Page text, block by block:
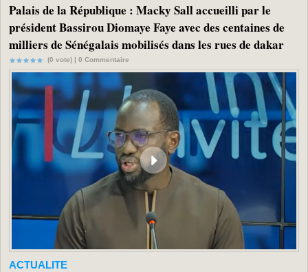
Palais de la République : Macky Sall accueilli par le
président Bassirou Diomaye Faye avec des centaines de
milliers de Sénégalais mobilisés dans les rues de dakar
(0 vote) | 0 Commentaire
ACTUALITE